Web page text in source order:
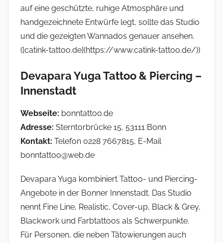
auf eine geschützte, ruhige Atmosphäre und
handgezeichnete Entwürfe legt, sollte das Studio
und die gezeigten Wannados genauer ansehen.
([catink-tattoo.de](https://www.catink-tattoo.de/))
Devapara Yuga Tattoo & Piercing –
Innenstadt
Webseite: bonntattoo.de
Adresse: Sterntorbrücke 15, 53111 Bonn
Kontakt: Telefon 0228 7667815, E-Mail
bonntattoo@web.de
Devapara Yuga kombiniert Tattoo- und Piercing-
Angebote in der Bonner Innenstadt. Das Studio
nennt Fine Line, Realistic, Cover-up, Black & Grey,
Blackwork und Farbtattoos als Schwerpunkte.
Für Personen, die neben Tätowierungen auch